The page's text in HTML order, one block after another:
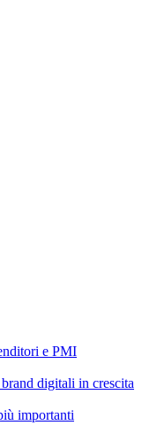
e PMI
digitali in crescita
importanti